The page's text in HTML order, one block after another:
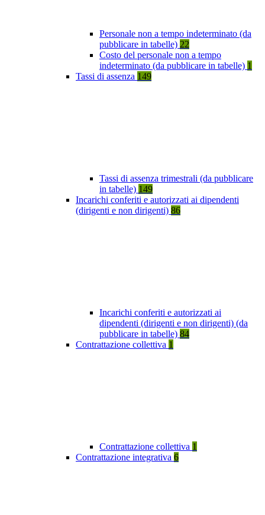
Personale non a tempo indeterminato (da
pubblicare in tabelle) 22
Costo del personale non a tempo
indeterminato (da pubblicare in tabelle) 1
Tassi di assenza 149
Tassi di assenza trimestrali (da pubblicare
in tabelle) 149
Incarichi conferiti e autorizzati ai dipendenti
(dirigenti e non dirigenti) 86
Incarichi conferiti e autorizzati ai
dipendenti (dirigenti e non dirigenti) (da
pubblicare in tabelle) 84
Contrattazione collettiva 1
Contrattazione collettiva 1
Contrattazione integrativa 6